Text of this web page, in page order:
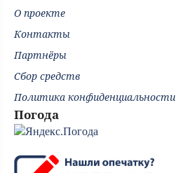
О проекте
Контакты
Партнёры
Сбор средств
Политика конфиденциальности
Погода